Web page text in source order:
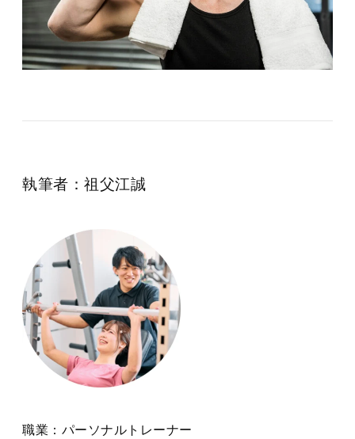
執筆者：祖父江誠
職業：パーソナルトレーナー